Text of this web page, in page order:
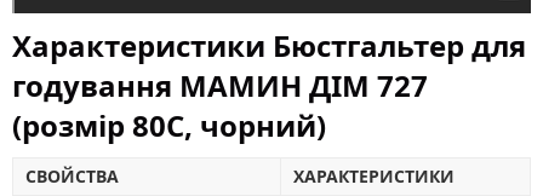
Характеристики Бюстгальтер для
годування МАМИН ДІМ 727
(розмір 80C, чорний)
СВОЙСТВА
ХАРАКТЕРИСТИКИ